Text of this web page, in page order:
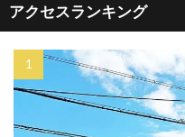
アクセスランキング